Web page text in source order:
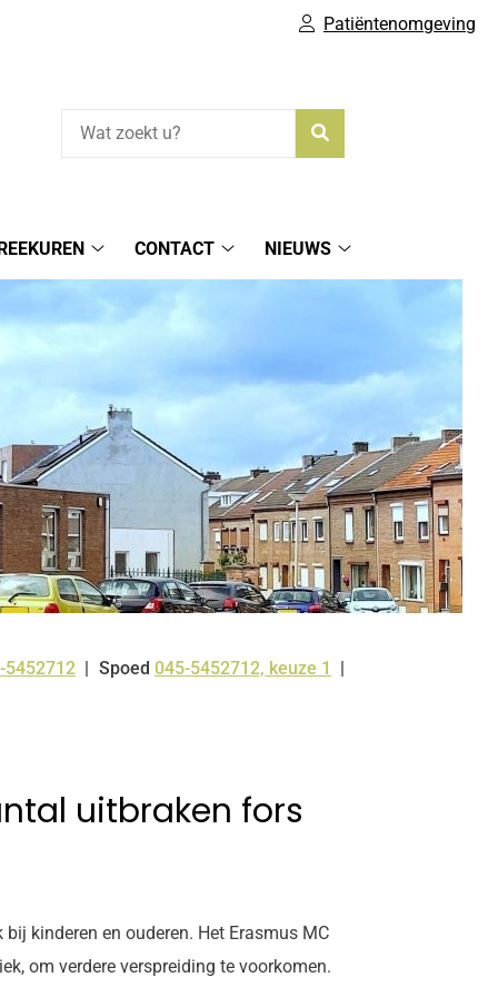
Patiëntenomgeving
CONTACT
NIEUWS
5452712 Spoed 045-5452712, keuze 1
uitbraken fors
kinderen en ouderen. Het Erasmus MC
om verdere verspreiding te voorkomen.